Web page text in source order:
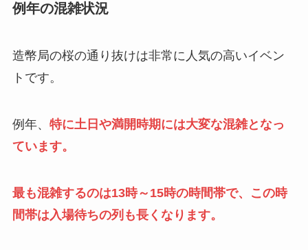
例年の混雑状況
造幣局の桜の通り抜けは非常に人気の高いイベン
トです。
例年、 特に土日や満開時期には大変な混雑となっ
ています。
最も混雑するのは13時～15時の時間帯で、この時
間帯は入場待ちの列も長くなります。